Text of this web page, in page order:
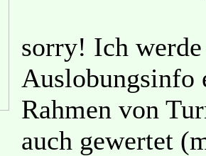
sorry! Ich
Auslobungsinfo
Rahmen von
auch gewertet